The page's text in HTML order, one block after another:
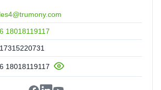
18018119117
18018119117